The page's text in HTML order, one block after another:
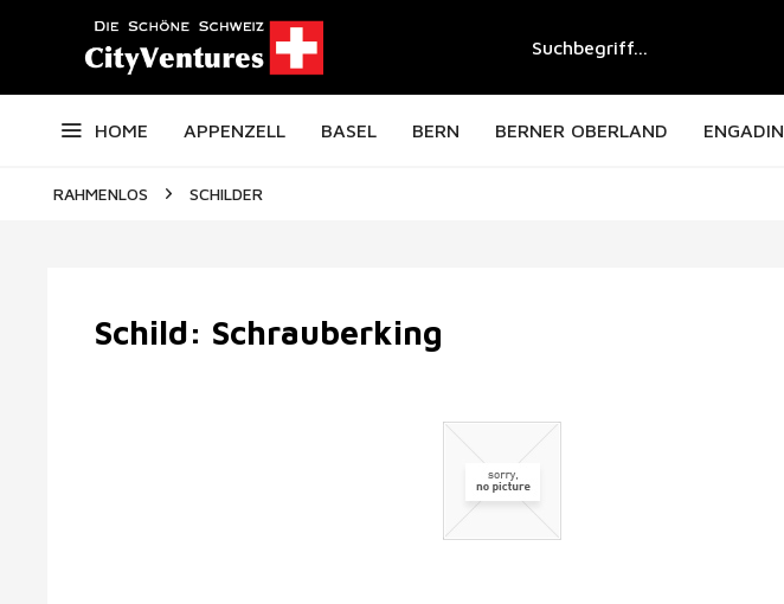
HOME APPENZELL BASEL BERN BERNER OBERLAND ENGADIN
RAHMENLOS SCHILDER
Schild: Schrauberking